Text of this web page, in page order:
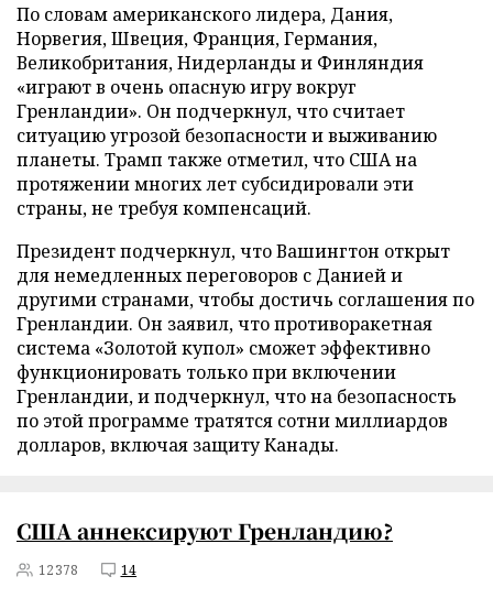
По словам американского лидера, Дания,
Норвегия, Швеция, Франция, Германия,
Великобритания, Нидерланды и Финляндия
«играют в очень опасную игру вокруг
Гренландии». Он подчеркнул, что считает
ситуацию угрозой безопасности и выживанию
планеты. Трамп также отметил, что США на
протяжении многих лет субсидировали эти
страны, не требуя компенсаций.
Президент подчеркнул, что Вашингтон открыт
для немедленных переговоров с Данией и
другими странами, чтобы достичь соглашения по
Гренландии. Он заявил, что противоракетная
система «Золотой купол» сможет эффективно
функционировать только при включении
Гренландии, и подчеркнул, что на безопасность
по этой программе тратятся сотни миллиардов
долларов, включая защиту Канады.
США аннексируют Гренландию?
12378 14